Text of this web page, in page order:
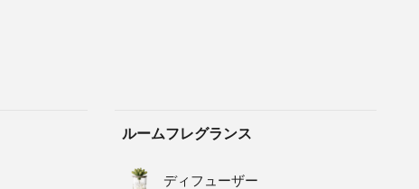
ルームフレグランス
ディフューザー